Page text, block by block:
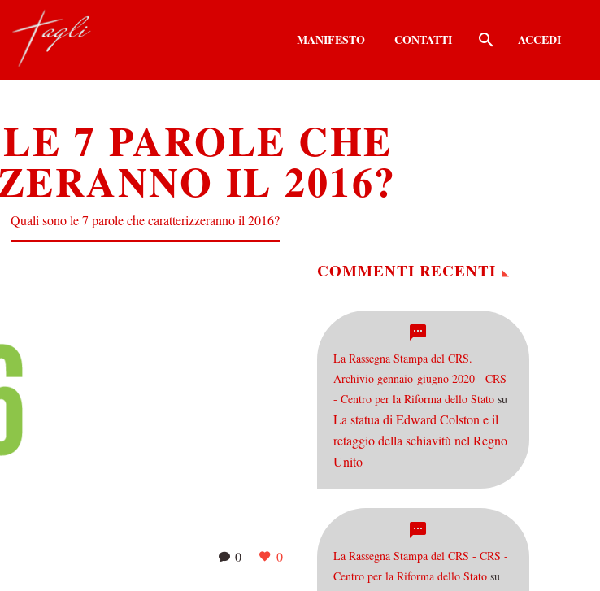
MANIFESTO CONTATTI ACCEDI
7 PAROLE CHE
IL 2016?
Quali sono le 7 parole che caratterizzeranno il 2016?
0 0
COMMENTI RECENTI
La Rassegna Stampa del CRS.
Archivio gennaio-giugno 2020 - CRS
- Centro per la Riforma dello Stato su
La statua di Edward Colston e il
retaggio della schiavitù nel Regno
Unito
La Rassegna Stampa del CRS - CRS -
Centro per la Riforma dello Stato su